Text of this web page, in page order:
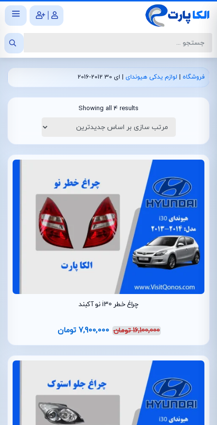
|
فروشگاه | لوازم یدکی هیوندای | ای 30 2012-2016
Showing all 4 results
چراغ خطر i30 نو آکبند
16,100,000 تومان 7,900,000 تومان